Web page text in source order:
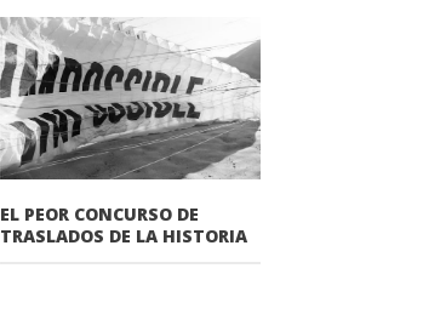
EL PEOR CONCURSO DE
TRASLADOS DE LA HISTORIA